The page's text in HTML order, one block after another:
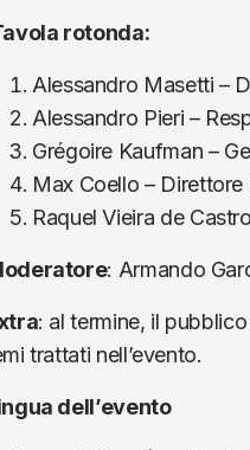
rotonda:
Alessandro Masetti –
Alessandro Pieri –
Grégoire Kaufman –
Max Coello –
Raquel Vieira de
: Armando
: al termine, il
trattati nell’evento.
dell’evento